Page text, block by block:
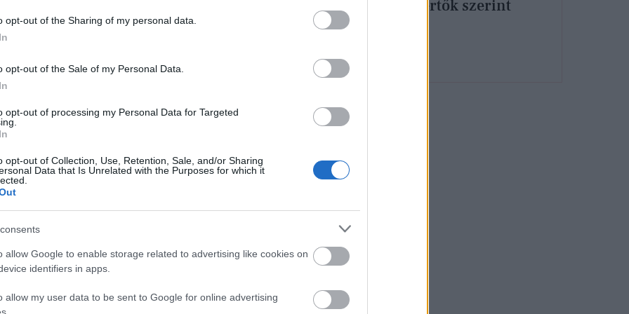
opt-out of the Sharing of my personal data.
opt-out of the Sale of my Personal Data.
opt-out of processing my Personal Data for Targeted
opt-out of Collection, Use, Retention, Sale, and/or Sharing
Data that Is Unrelated with the Purposes for which it
allow Google to enable storage related to advertising like cookies on
identifiers in apps.
allow my user data to be sent to Google for online advertising
A nő, aki ingyen
gyerekeit, és ellenezte a
a szakértők szerint
APÁK HETE
anya vallomása:
férfinak és nőnek